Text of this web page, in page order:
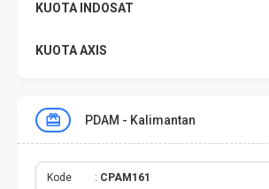
KUOTA INDOSAT
KUOTA AXIS
KUOTA THREE
KUOTA SMARTFREN
PDAM - Kalimantan
Kode
CPAM161